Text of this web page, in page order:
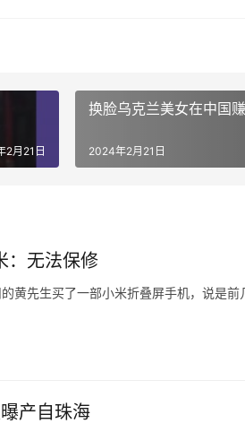
2月21日
换脸乌克兰美女在中国
2024年2月21日
：无法保修
黄先生买了一部小米折叠屏手机，说是
售后，他提供了一张照片，说是寄出前快
产自珠海